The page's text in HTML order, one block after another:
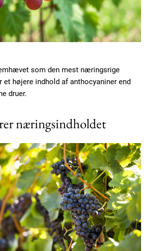
som den mest næringsrige
et højere indhold af anthocyaniner end
druer.
næringsindholdet